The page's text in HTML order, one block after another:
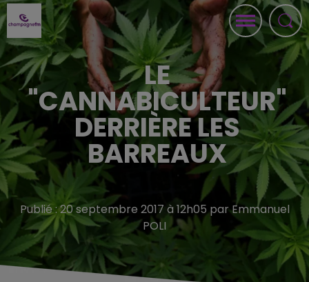
LE
"CANNABICULTEUR"
DERRIÈRE LES
BARREAUX
Publié : 20 septembre 2017 à 12h05 par Emmanuel
POLI